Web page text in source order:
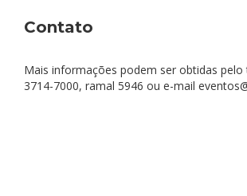
Contato
Mais informações podem ser obtidas pelo
3714-7000, ramal 5946 ou e-mail